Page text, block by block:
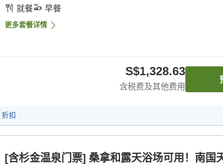
就餐 早餐
更多套餐详情
S$1,328.63
含税费及其他费用
折扣
[含杉金温泉门票] 桑拿和露天浴场可用！南国